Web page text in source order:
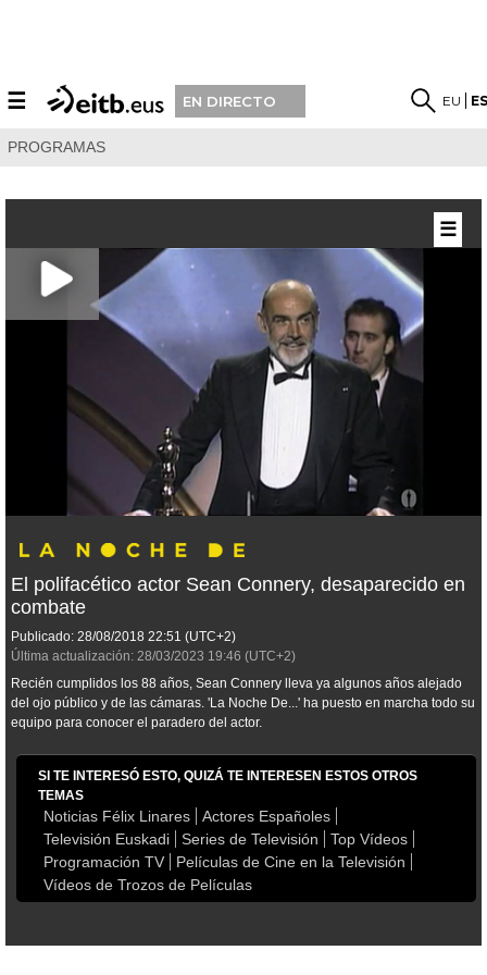
☰ EN DIRECTO EU
PROGRAMAS
El polifacético actor Sean Connery, desaparecido en
combate
Publicado: 28/08/2018 22:51 (UTC+2)
Última actualización: 28/03/2023 19:46 (UTC+2)
Recién cumplidos los 88 años, Sean Connery lleva ya algunos años alejado
del ojo público y de las cámaras. 'La Noche De...' ha puesto en marcha todo su
equipo para conocer el paradero del actor.
SI TE INTERESÓ ESTO, QUIZÁ TE INTERESEN ESTOS OTROS
TEMAS
Noticias Félix Linares
Actores Españoles
Televisión Euskadi
Series de Televisión
Top Vídeos
Programación TV
Películas de Cine en la Televisión
Vídeos de Trozos de Películas
☰